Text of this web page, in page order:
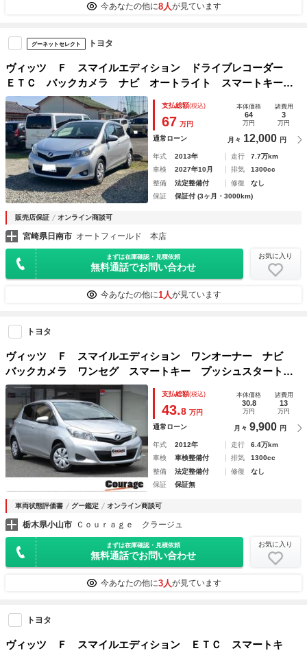
今あなたの他に8人が見ています
グーネットセレクト トヨタ
ヴィッツ Ｆ スマイルエディション ドライブレコーダー
ＥＴＣ バックカメラ ナビ オートライト スマートキー
電動格納ミラー ＣＶＴ 盗難防止システム 衝突安全ボデ
ィ ＡＢＳ ＵＳＢ Ｂｌｕｅｔｏｏｔｈ エアコン パワー
ステアリング
支払総額(税込)
67 万円
本体価格
64
万円
諸費用
3
万円
通常ローン 月々 12,000 円
年式 2013年 走行
7.7万km
車検
2027年10月 排気
1300cc
整備
法定整備付 修復
なし
保証
保証付 (3ヶ月・3000km)
販売店保証 オンライン商談可
宮崎県日南市 オートフィールド 本店
まずは在庫確認・見積依頼
無料通話でお問い合わせ
お気に入り
今あなたの他に1人が見ています
トヨタ
ヴィッツ Ｆ スマイルエディション ワンオーナー ナビ
バックカメラ ワンセグ スマートキー プッシュスタート
ＥＴＣ オートエアコン
支払総額(税込)
43.8 万円
本体価格
30.8
万円
諸費用
13
万円
通常ローン 月々 9,900 円
年式 2012年 走行
6.4万km
車検
車検整備付 排気
1300cc
整備
法定整備付 修復
なし
保証
保証無
車両状態評価書 グー鑑定 オンライン商談可
栃木県小山市 Ｃｏｕｒａｇｅ クラージュ
まずは在庫確認・見積依頼
無料通話でお問い合わせ
お気に入り
今あなたの他に3人が見ています
トヨタ
ヴィッツ Ｆ スマイルエディション ＥＴＣ スマートキ